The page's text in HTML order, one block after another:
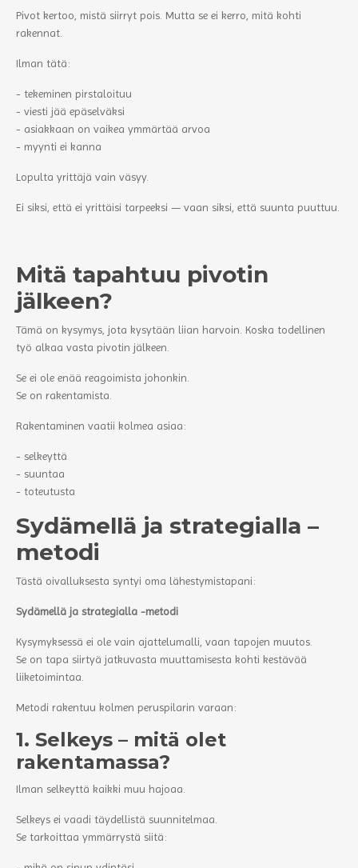
Pivot kertoo, mistä siirryt pois. Mutta se ei kerro, mitä kohti
rakennat.
Ilman tätä:
- tekeminen pirstaloituu
- viesti jää epäselväksi
- asiakkaan on vaikea ymmärtää arvoa
- myynti ei kanna
Lopulta yrittäjä vain väsyy.
Ei siksi, että ei yrittäisi tarpeeksi — vaan siksi, että suunta puuttuu.
Mitä tapahtuu pivotin
jälkeen?
Tämä on kysymys, jota kysytään liian harvoin. Koska todellinen
työ alkaa vasta pivotin jälkeen.
Se ei ole enää reagoimista johonkin.
Se on rakentamista.
Rakentaminen vaatii kolmea asiaa:
- selkeyttä
- suuntaa
- toteutusta
Sydämellä ja strategialla –
metodi
Tästä oivalluksesta syntyi oma lähestymistapani:
Sydämellä ja strategialla -metodi
Kysymyksessä ei ole vain ajattelumalli, vaan tapojen muutos.
Se on tapa siirtyä jatkuvasta muuttamisesta kohti kestävää
liiketoimintaa.
Metodi rakentuu kolmen peruspilarin varaan:
1. Selkeys – mitä olet
rakentamassa?
Ilman selkeyttä kaikki muu hajoaa.
Selkeys ei vaadi täydellistä suunnitelmaa.
Se tarkoittaa ymmärrystä siitä: